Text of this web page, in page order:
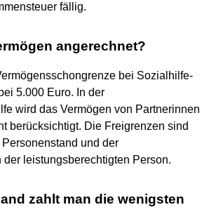
fällig.
angerechnet?
bei Sozialhilfe-
5.000 Euro. In der
wird das Vermögen von Partnerinnen
berücksichtigt. Die Freigrenzen sind
und der
der leistungsberechtigten Person.
zahlt man die wenigsten